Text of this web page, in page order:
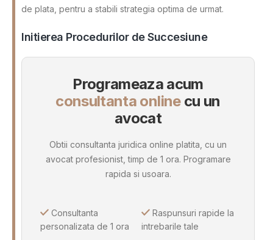
de plata, pentru a stabili strategia optima de urmat.
Initierea Procedurilor de Succesiune
Programeaza acum
consultanta onlinecu un
avocat
Obtii consultanta juridica online platita, cu un
avocat profesionist, timp de 1 ora. Programare
rapida si usoara.
Consultanta
personalizata de 1 ora
Raspunsuri rapide la
intrebarile tale